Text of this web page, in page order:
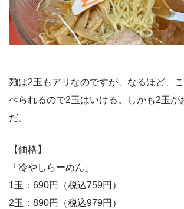
麺は2玉もアリなのですが、なるほど、
べられるので2玉はいける。しかも2玉が
だ。
【価格】
「冷やしらーめん」
1玉：690円（税込759円）
2玉：890円（税込979円）